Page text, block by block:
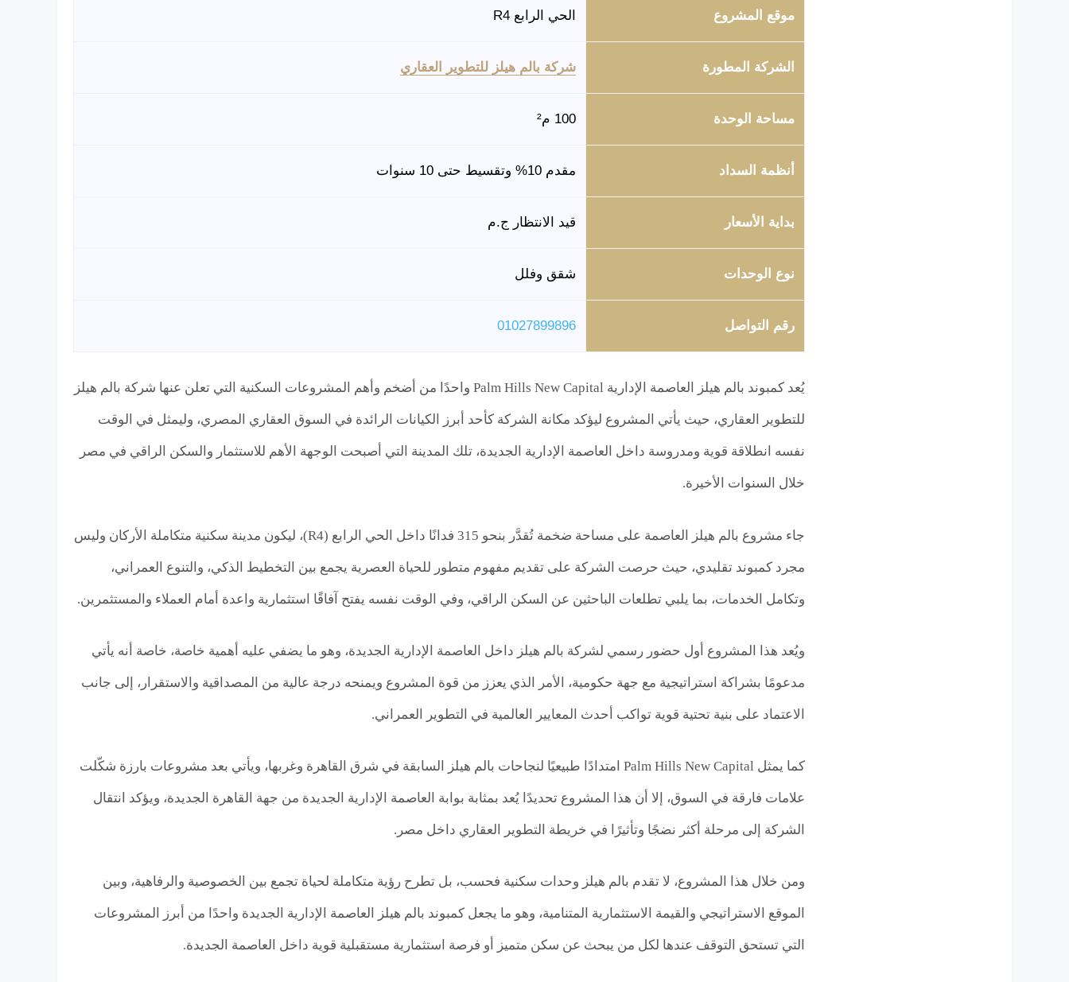
موقع المشروع الحي الرابع R4
الشركة المطورة شركة بالم هيلز للتطوير العقاري
مساحة الوحدة 100 م²
أنظمة السداد مقدم 10% وتقسيط حتى 10 سنوات
بداية الأسعار قيد الانتظار ج.م
نوع الوحدات شقق وفلل
رقم التواصل 01027899896
يُعد كمبوند بالم هيلز العاصمة الإدارية Palm Hills New Capital واحدًا من أضخم وأهم المشروعات السكنية التي تعلن عنها شركة بالم هيلز
للتطوير العقاري، حيث يأتي المشروع ليؤكد مكانة الشركة كأحد أبرز الكيانات الرائدة في السوق العقاري المصري، وليمثل في الوقت
نفسه انطلاقة قوية ومدروسة داخل العاصمة الإدارية الجديدة، تلك المدينة التي أصبحت الوجهة الأهم للاستثمار والسكن الراقي في مصر
خلال السنوات الأخيرة.
جاء مشروع بالم هيلز العاصمة على مساحة ضخمة تُقدَّر بنحو 315 فدانًا داخل الحي الرابع (R4)، ليكون مدينة سكنية متكاملة الأركان وليس
مجرد كمبوند تقليدي، حيث حرصت الشركة على تقديم مفهوم متطور للحياة العصرية يجمع بين التخطيط الذكي، والتنوع العمراني،
وتكامل الخدمات، بما يلبي تطلعات الباحثين عن السكن الراقي، وفي الوقت نفسه يفتح آفاقًا استثمارية واعدة أمام العملاء والمستثمرين.
ويُعد هذا المشروع أول حضور رسمي لشركة بالم هيلز داخل العاصمة الإدارية الجديدة، وهو ما يضفي عليه أهمية خاصة، خاصة أنه يأتي
مدعومًا بشراكة استراتيجية مع جهة حكومية، الأمر الذي يعزز من قوة المشروع ويمنحه درجة عالية من المصداقية والاستقرار، إلى جانب
الاعتماد على بنية تحتية قوية تواكب أحدث المعايير العالمية في التطوير العمراني.
كما يمثل Palm Hills New Capital امتدادًا طبيعيًا لنجاحات بالم هيلز السابقة في شرق القاهرة وغربها، ويأتي بعد مشروعات بارزة شكّلت
علامات فارقة في السوق، إلا أن هذا المشروع تحديدًا يُعد بمثابة بوابة العاصمة الإدارية الجديدة من جهة القاهرة الجديدة، ويؤكد انتقال
الشركة إلى مرحلة أكثر نضجًا وتأثيرًا في خريطة التطوير العقاري داخل مصر.
ومن خلال هذا المشروع، لا تقدم بالم هيلز وحدات سكنية فحسب، بل تطرح رؤية متكاملة لحياة تجمع بين الخصوصية والرفاهية، وبين
الموقع الاستراتيجي والقيمة الاستثمارية المتنامية، وهو ما يجعل كمبوند بالم هيلز العاصمة الإدارية الجديدة واحدًا من أبرز المشروعات
التي تستحق التوقف عندها لكل من يبحث عن سكن متميز أو فرصة استثمارية مستقبلية قوية داخل العاصمة الجديدة.